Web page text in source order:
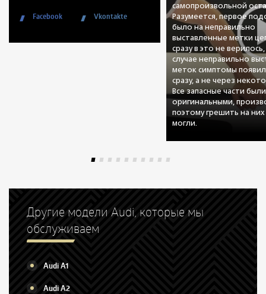
Facebook Vkontakte
самопроизвольной
Разумеется, первое
было на неправильно
выставленные метки
сразу в это не верилось,
случае неправильно
меток симптомы
сразу, а не через
Все запасные части
оригинальными,
поэтому грешить на
могли.
Другие модели Audi, которые мы
обслуживаем
Audi A1
Audi A2